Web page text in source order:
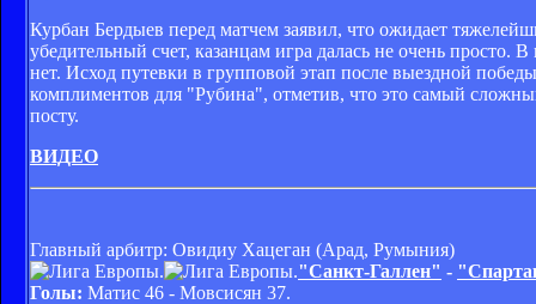
Курбан Бердыев перед матчем заявил, что ожидает
убедительный счет, казанцам игра далась не очень
нет. Исход путевки в групповой этап после выездной
комплиментов для "Рубина", отметив, что это самый
посту.
ВИДЕО
Главный арбитр: Овидиу Хацеган (Арад, Румыния)
"Санкт-Галлен" -
Голы: Матис 46 - Мовсисян 37.